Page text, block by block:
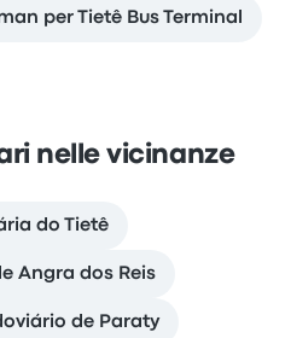
per Tietê Bus Terminal
nelle vicinanze
do Tietê
Angra dos Reis
de Paraty